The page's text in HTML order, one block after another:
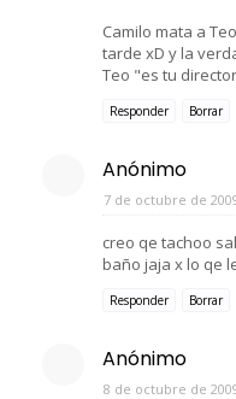
Camilo mata a
tarde xD y la
Teo "es tu
Responder Borrar
Anónimo
7 de octubre de
creo qe tachoo
baño jaja x lo qe
Responder Borrar
Anónimo
8 de octubre de